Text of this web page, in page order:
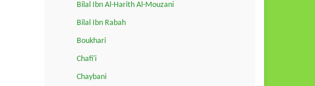
Bilal Ibn Al-Harith Al-Mouzani
Bilal Ibn Rabah
Boukhari
Chafi'i
Chaybani